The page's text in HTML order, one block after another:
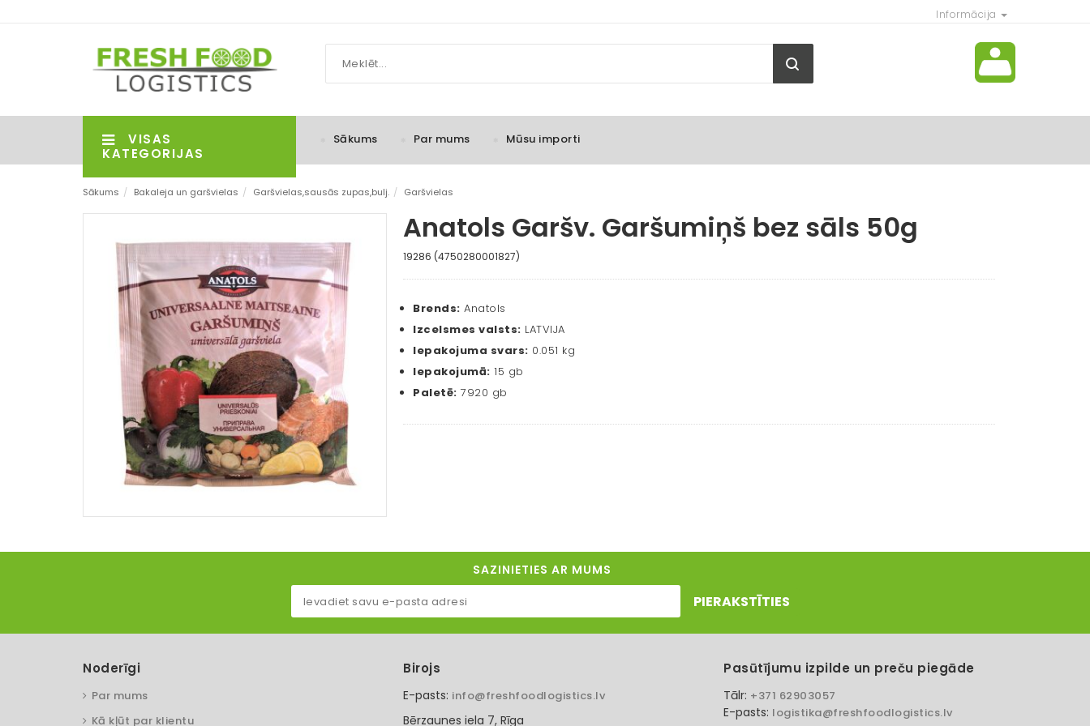
Informācija
VISAS
KATEGORIJAS
Sākums Par mums Mūsu importi
Sākums / Bakaleja un garšvielas / Garšvielas,sausās zupas,bulj. / Garšvielas
Anatols Garšv. Garšumiņš bez sāls 50g
19286 (4750280001827)
Brends: Anatols
Izcelsmes valsts: LATVIJA
Iepakojuma svars: 0.051 kg
Iepakojumā: 15 gb
Paletē: 7920 gb
SAZINIETIES AR MUMS
PIERAKSTĪTIES
Noderīgi
Par mums
Kā kļūt par klientu
Birojs
E-pasts: info@freshfoodlogistics.lv
Bērzaunes iela 7, Rīga
Pasūtījumu izpilde un preču piegāde
Tālr: +371 62903057
E-pasts: logistika@freshfoodlogistics.lv